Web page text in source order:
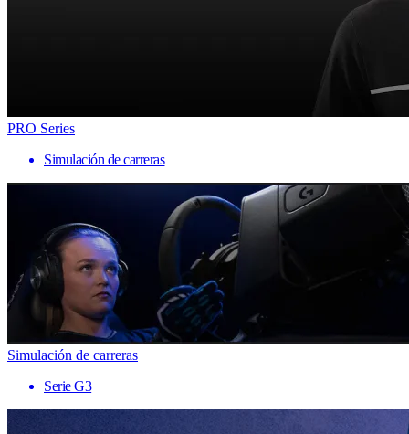
PRO Series
Simulación de carreras
Simulación de carreras
Serie G3